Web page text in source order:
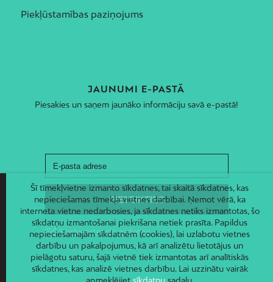
Piekļūstamības paziņojums
JAUNUMI E-PASTĀ
Piesakies un saņem jaunāko informāciju savā e-pastā!
Šī tīmekļvietne izmanto sīkdatnes, tai skaitā sīkdatnes, kas
nepieciešamas tīmekļa vietnes darbībai. Ņemot vērā, ka
interneta vietne nedarbosies, ja sīkdatnes netiks izmantotas, šo
sīkdatņu izmantošanai piekrišana netiek prasīta. Papildus
nepieciešamajām sīkdatnēm (cookies), lai uzlabotu vietnes
darbību un pakalpojumus, kā arī analizētu lietotājus un
pielāgotu saturu, šajā vietnē tiek izmantotas arī analītiskās
sīkdatnes, kas analizē vietnes darbību. Lai uzzinātu vairāk
apmeklējiet sīkdatņusadaļu.